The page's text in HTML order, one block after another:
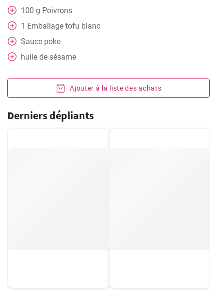
100 g Poivrons
1 Emballage tofu blanc
Sauce poke
huile de sésame
Ajouter à la liste des achats
Derniers dépliants